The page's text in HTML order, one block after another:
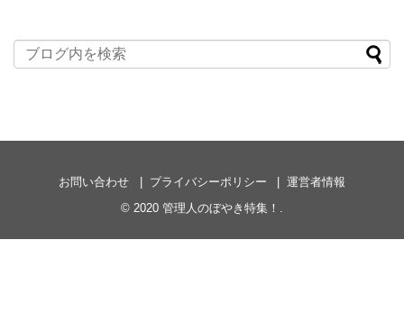
お問い合わせ プライバシーポリシー
運営者情報
© 2020 管理人のぼやき特集！ .